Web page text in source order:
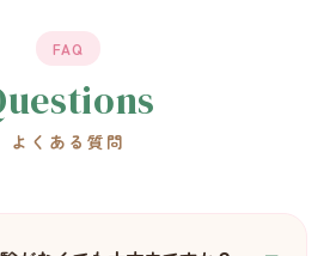
FAQ
よくある質問